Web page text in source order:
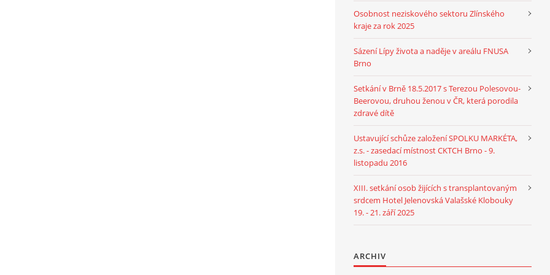
Osobnost neziskového sektoru Zlínského
kraje za rok 2025
Sázení Lípy života a naděje v areálu FNUSA
Brno
Setkání v Brně 18.5.2017 s Terezou Polesovou-
Beerovou, druhou ženou v ČR, která porodila
zdravé dítě
Ustavující schůze založení SPOLKU MARKÉTA,
z.s. - zasedací místnost CKTCH Brno - 9.
listopadu 2016
XIII. setkání osob žijících s transplantovaným
srdcem Hotel Jelenovská Valašské Klobouky
19. - 21. září 2025
ARCHIV